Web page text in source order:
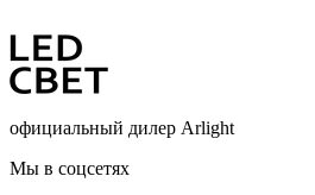
официальный дилер Arlight
Мы в соцсетях